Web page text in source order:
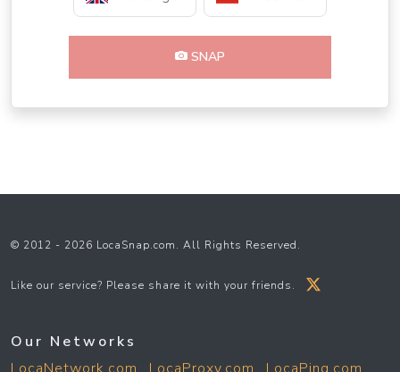
SNAP
© 2012 - 2026 LocaSnap.com. All Rights Reserved.
Like our service? Please share it with your friends.
Our Networks